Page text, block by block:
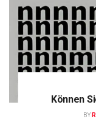
Können
BY